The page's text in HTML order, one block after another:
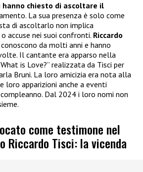
hanno chiesto di ascoltare il
La sua presenza è solo come
di ascoltarlo non implica
accuse nei suoi confronti. Riccardo
da molti anni e hanno
Il cantante era apparso nella
is Love?” realizzata da Tisci per
Bruni. La loro amicizia era nota alla
loro apparizioni anche a eventi
Dal 2024 i loro nomi non
come testimone nel
Riccardo Tisci: la vicenda